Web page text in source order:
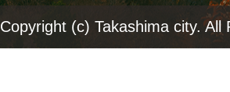
Copyright (c) Takashima city. All